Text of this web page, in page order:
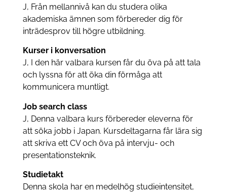
J, Från mellannivå kan du studera olika
akademiska ämnen som förbereder dig för
inträdesprov till högre utbildning.
Kurser i konversation
J, I den här valbara kursen får du öva på att tala
och lyssna för att öka din förmåga att
kommunicera muntligt.
Job search class
J, Denna valbara kurs förbereder eleverna för
att söka jobb i Japan. Kursdeltagarna får lära sig
att skriva ett CV och öva på intervju- och
presentationsteknik.
Studietakt
Denna skola har en medelhög studieintensitet,